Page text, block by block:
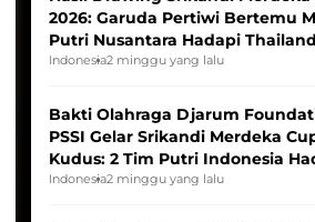
2026: Garuda Pertiwi Bertemu
Putri Nusantara Hadapi Thailand
Indonesia2 minggu yang lalu
Bakti Olahraga Djarum
PSSI Gelar Srikandi Merdeka
Kudus: 2 Tim Putri Indonesia
Tim Asia
Indonesia2 minggu yang lalu